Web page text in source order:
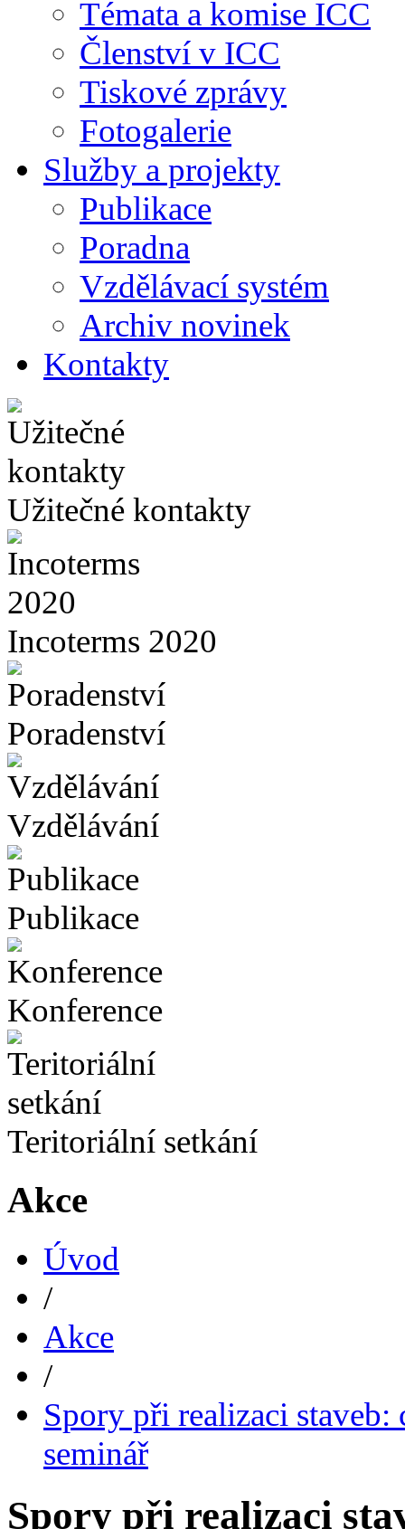
Témata a komise ICC
Členství v ICC
Tiskové zprávy
Fotogalerie
Služby a projekty
Publikace
Poradna
Vzdělávací systém
Archiv novinek
Kontakty
Užitečné kontakty
Incoterms 2020
Poradenství
Vzdělávání
Publikace
Konference
Teritoriální setkání
Akce
Úvod
/
Akce
/
Spory při realizaci staveb:
seminář
Spory při realizaci